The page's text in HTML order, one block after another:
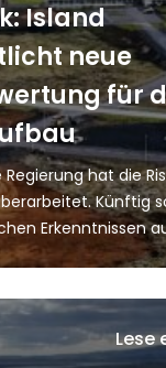
Island
neue
für
Regierung hat die
Künftig
Erkenntnissen
Lese